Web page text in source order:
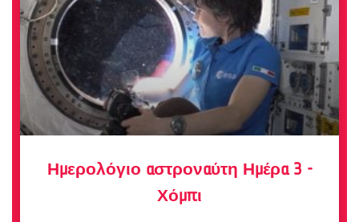
Ημερολόγιο αστροναύτη Ημέρα 3 -
Χόμπι